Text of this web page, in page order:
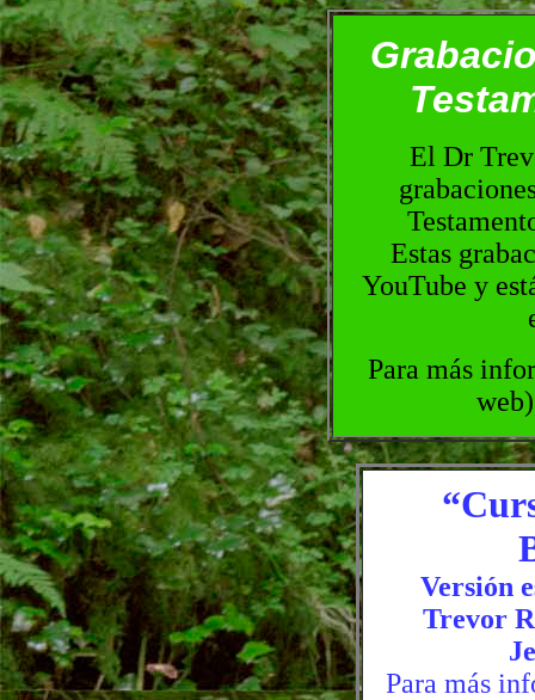
El Dr
Estas
YouTube y
Para más
Versión
Trevor
Para más